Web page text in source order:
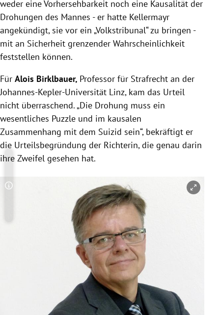
weder eine Vorhersehbarkeit noch eine Kausalität der
Drohungen des Mannes - er hatte Kellermayr
angekündigt, sie vor ein „Volkstribunal“ zu bringen -
mit an Sicherheit grenzender Wahrscheinlichkeit
feststellen können.
Für Alois Birklbauer, Professor für Strafrecht an der
Johannes-Kepler-Universität Linz, kam das Urteil
nicht überraschend. „Die Drohung muss ein
wesentliches Puzzle und im kausalen
Zusammenhang mit dem Suizid sein“, bekräftigt er
die Urteilsbegründung der Richterin, die genau darin
ihre Zweifel gesehen hat.
Copyright-Hinweis öffnen/schließen